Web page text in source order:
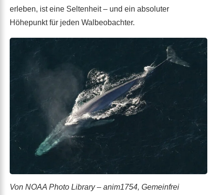
erleben, ist eine Seltenheit – und ein absoluter
Höhepunkt für jeden Walbeobachter.
Von NOAA Photo Library – anim1754, Gemeinfrei